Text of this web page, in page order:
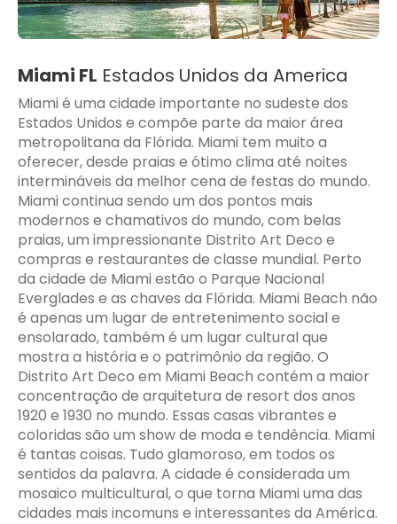
Miami FL Estados Unidos da America
Miami é uma cidade importante no sudeste dos
Estados Unidos e compõe parte da maior área
metropolitana da Flórida. Miami tem muito a
oferecer, desde praias e ótimo clima até noites
intermináveis da melhor cena de festas do mundo.
Miami continua sendo um dos pontos mais
modernos e chamativos do mundo, com belas
praias, um impressionante Distrito Art Deco e
compras e restaurantes de classe mundial. Perto
da cidade de Miami estão o Parque Nacional
Everglades e as chaves da Flórida. Miami Beach não
é apenas um lugar de entretenimento social e
ensolarado, também é um lugar cultural que
mostra a história e o patrimônio da região. O
Distrito Art Deco em Miami Beach contém a maior
concentração de arquitetura de resort dos anos
1920 e 1930 no mundo. Essas casas vibrantes e
coloridas são um show de moda e tendência. Miami
é tantas coisas. Tudo glamoroso, em todos os
sentidos da palavra. A cidade é considerada um
mosaico multicultural, o que torna Miami uma das
cidades mais incomuns e interessantes da América.